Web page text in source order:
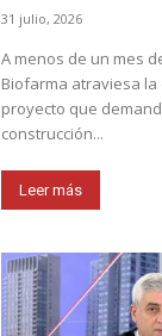
31 julio, 2026
A menos de un mes
Biofarma atraviesa
proyecto que
construcción...
Leer más